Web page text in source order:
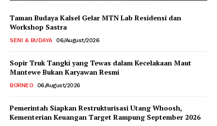
Taman Budaya Kalsel Gelar MTN Lab Residensi dan
Workshop Sastra
SENI & BUDAYA 06/August/2026
Sopir Truk Tangki yang Tewas dalam Kecelakaan Maut
Mantewe Bukan Karyawan Resmi
BORNEO 06/August/2026
Pemerintah Siapkan Restrukturisasi Utang Whoosh,
Kementerian Keuangan Target Rampung September 2026